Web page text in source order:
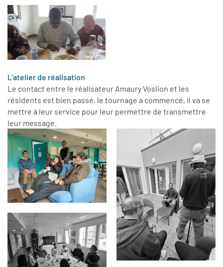
L’atelier de réalisation
Le contact entre le réalisateur Amaury Voslion et les
résidents est bien passé, le tournage a commencé, il va se
mettre à leur service pour leur permettre de transmettre
leur message.